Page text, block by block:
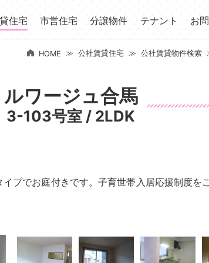
住宅 市営住宅 分譲物件 テナント お
HOME 公社賃貸住宅 公社賃貸物件検索
ルワージュ合馬
3-103号室 / 2LDK
プでお庭付きです。子育世帯入居応援制度を